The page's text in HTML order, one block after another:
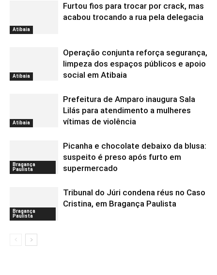
Atibaia
Furtou fios para trocar por crack, mas
acabou trocando a rua pela delegacia
Atibaia
Operação conjunta reforça segurança,
limpeza dos espaços públicos e apoio
social em Atibaia
Atibaia
Prefeitura de Amparo inaugura Sala
Lilás para atendimento a mulheres
vítimas de violência
Bragança
Paulista
Picanha e chocolate debaixo da blusa:
suspeito é preso após furto em
supermercado
Bragança
Paulista
Tribunal do Júri condena réus no Caso
Cristina, em Bragança Paulista